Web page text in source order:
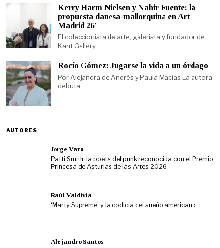
Kerry Harm Nielsen y Nahir Fuente: la
propuesta danesa-mallorquina en Art
Madrid 26′
El coleccionista de arte, galerista y fundador de
Kant Gallery,
Rocío Gómez: Jugarse la vida a un órdago
Por Alejandra de Andrés y Paula Macías La autora
debuta
AUTORES
Jorge Vara
Patti Smith, la poeta del punk reconocida con el Premio
Princesa de Asturias de las Artes 2026
Raúl Valdivia
‘Marty Supreme’ y la codicia del sueño americano
Alejandro Santos